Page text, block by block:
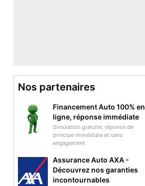
Nos partenaires
Financement Auto 100% en
ligne, réponse immédiate
Simulation gratuite, réponse de
principe immédiate et sans
engagement.
Assurance Auto AXA -
Découvrez nos garanties
incontournables